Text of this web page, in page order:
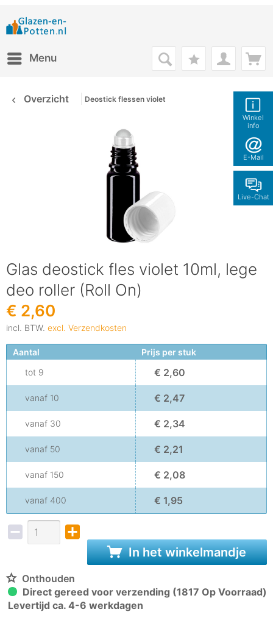
Winkel
info
E-Mail
Live-Chat
Menu
Overzicht Deostick flessen violet
Glas deostick fles violet 10ml, lege
deo roller (Roll On)
€ 2,60
incl. BTW. excl. Verzendkosten
Aantal
Prijs per stuk
tot 9 € 2,60
vanaf 10 € 2,47
vanaf 30 € 2,34
vanaf 50 € 2,21
vanaf 150 € 2,08
vanaf 400 € 1,95
In het winkelmandje
Onthouden
Direct gereed voor verzending (1817 Op Voorraad)
Levertijd ca. 4-6 werkdagen